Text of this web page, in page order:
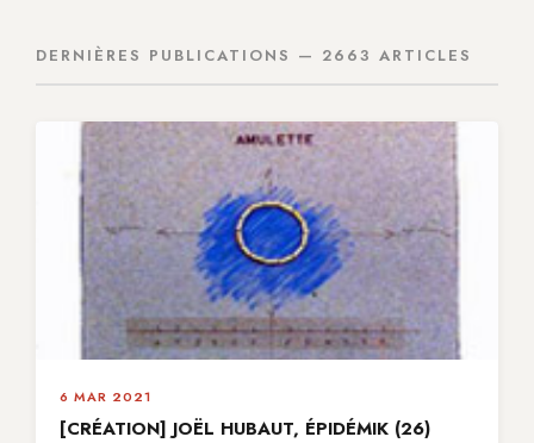
DERNIÈRES PUBLICATIONS — 2663 ARTICLES
6 MAR 2021
[CRÉATION] JOËL HUBAUT, ÉPIDÉMIK (26)